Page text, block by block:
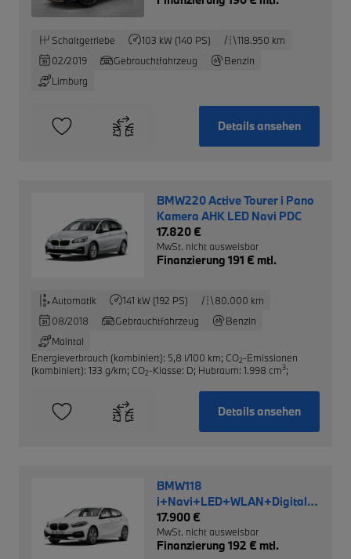
Schaltgetriebe 103 kW (140 PS)
118.950 km
02/2019
Gebrauchtfahrzeug
Benzin
Limburg
Details ansehen
BMW220 Active Tourer i Pano
Kamera AHK LED Navi PDC
17.820 €
MwSt. nicht ausweisbar
Finanzierung 191 € mtl.
Automatik 141 kW (192 PS)
80.000 km
08/2018
Gebrauchtfahrzeug
Benzin
Maintal
Energieverbrauch (kombiniert): 5,8 l/100 km; CO2-Emissionen
(kombiniert): 133 g/km; CO2-Klasse: D; Hubraum: 1.998 cm3;
Details ansehen
BMW118
i+Navi+LED+WLAN+Digitales
Cockpit+SHZ+PDCv+h
17.900 €
MwSt. nicht ausweisbar
Finanzierung 192 € mtl.